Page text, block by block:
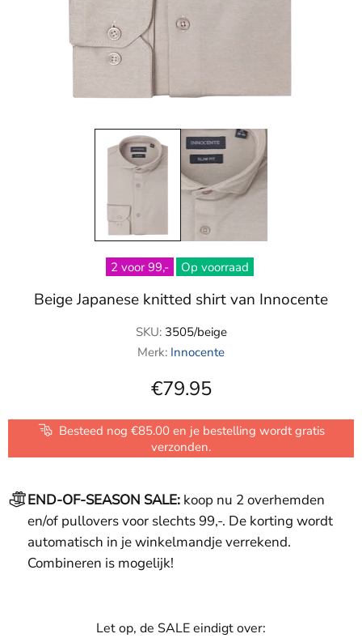
2 voor 99,- Op voorraad
Beige Japanese knitted shirt van Innocente
SKU: 3505/beige
Merk: Innocente
€79.95
Besteed nog €85.00 en je bestelling wordt gratis
verzonden.
END-OF-SEASON SALE: koop nu 2 overhemden
en/of pullovers voor slechts 99,-. De korting wordt
automatisch in je winkelmandje verrekend.
Combineren is mogelijk!
Let op, de SALE eindigt over: